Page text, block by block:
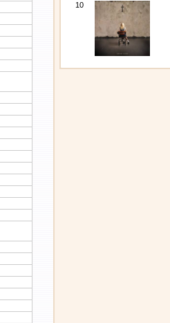
10